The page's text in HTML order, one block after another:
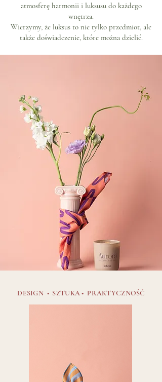
atmosferę harmonii i luksusu do każdego
wnętrza.
Wierzymy, że luksus to nie tylko przedmiot, ale
także doświadczenie, które można dzielić.
DESIGN • SZTUKA • PRAKTYCZNOŚĆ